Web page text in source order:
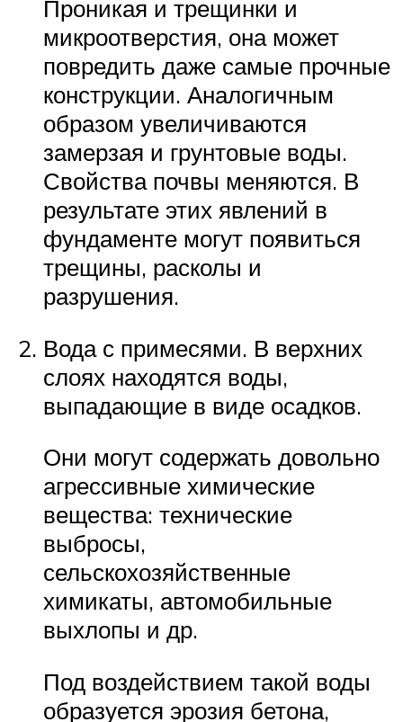
Проникая и трещинки и
микроотверстия, она может
повредить даже самые прочные
конструкции. Аналогичным
образом увеличиваются
замерзая и грунтовые воды.
Свойства почвы меняются. В
результате этих явлений в
фундаменте могут появиться
трещины, расколы и
разрушения.
Вода с примесями. В верхних
слоях находятся воды,
выпадающие в виде осадков.
Они могут содержать довольно
агрессивные химические
вещества: технические
выбросы,
сельскохозяйственные
химикаты, автомобильные
выхлопы и др.
Под воздействием такой воды
образуется эрозия бетона,